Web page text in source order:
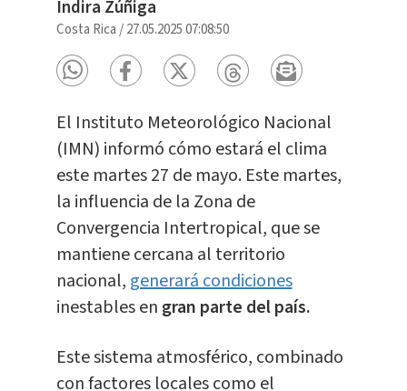
Indira Zúñiga
Costa Rica /27.05.2025 07:08:50
El Instituto Meteorológico Nacional
(IMN) informó cómo estará el clima
este martes 27 de mayo. Este martes,
la influencia de la Zona de
Convergencia Intertropical, que se
mantiene cercana al territorio
nacional, generará condiciones
inestables en gran parte del país.
Este sistema atmosférico, combinado
con factores locales como el